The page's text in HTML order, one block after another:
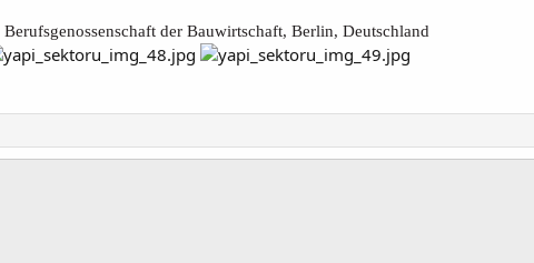
Berufsgenossenschaft der Bauwirtschaft, Berlin, Deutschland